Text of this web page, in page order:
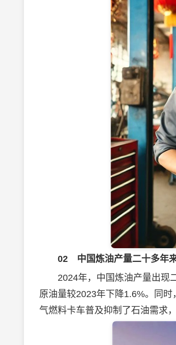
02
中国炼油产量二十多年
2024年，中国炼油产量出现二
原油量较2023年下降1.6%。同
气燃料卡车普及抑制了石油需求